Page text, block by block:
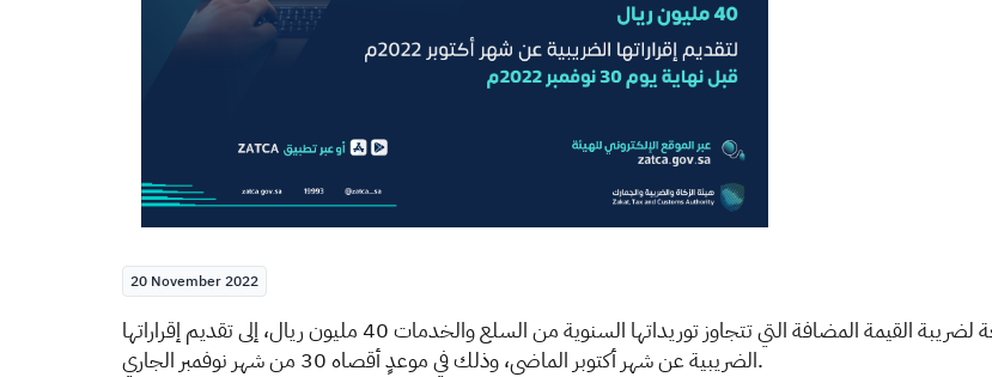
20 November 2022
دعت هيئة الزكاة والضريبة والجمارك المنشآت الخاضعة لضريبة القيمة المضافة التي تتجاوز توريداتها السنوية من السلع والخدمات 40 مليون ريال، إلى تقديم إقراراتها
الضريبية عن شهر أكتوبر الماضي، وذلك في موعدٍ أقصاه 30 من شهر نوفمبر الجاري.